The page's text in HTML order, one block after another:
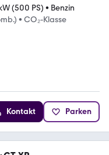
(500 PS) • Benzin
• CO₂-Klasse
Kontakt Parken